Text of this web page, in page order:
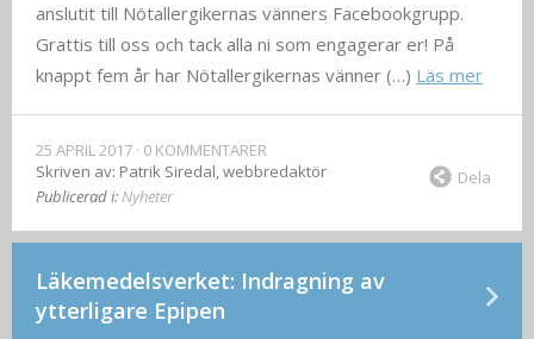
anslutit till Nötallergikernas vänners Facebookgrupp.
Grattis till oss och tack alla ni som engagerar er! På
knappt fem år har Nötallergikernas vänner (…) Läs mer
25 APRIL 2017 0 KOMMENTARER
Skriven av: Patrik Siredal, webbredaktör
Publicerad i:Nyheter
Dela
Läkemedelsverket: Indragning av
ytterligare Epipen